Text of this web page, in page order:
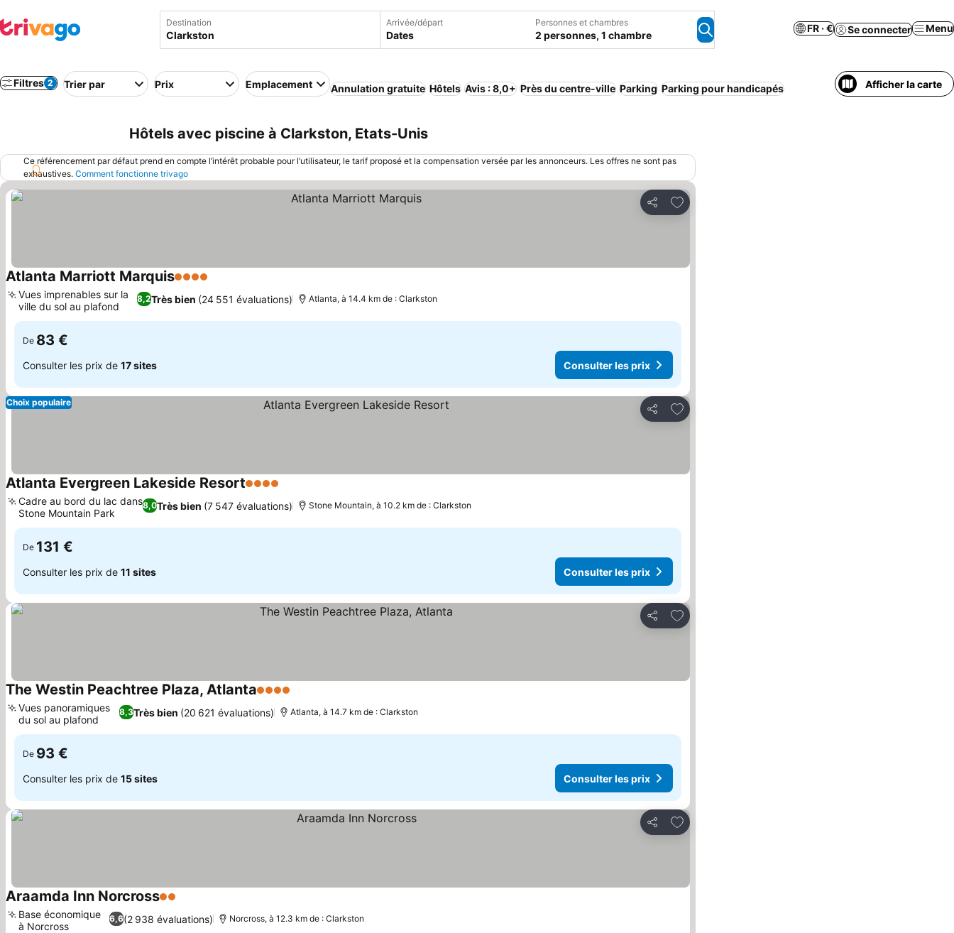
Destination Arrivée/départ
Dates
Personnes et chambres
2 personnes, 1 chambre
FR · € Se connecter Menu
Filtres 2 Trier par Prix Emplacement Annulation gratuite Hôtels Avis : 8,0+ Près du centre-ville Parking Parking pour handicapés Afficher la carte
Hôtels avec piscine à Clarkston, Etats-Unis
Ce référencement par défaut prend en compte l’intérêt probable pour l’utilisateur, le tarif proposé et la compensation versée par les annonceurs. Les offres ne sont pas
exhaustives. Comment fonctionne trivago
Partager
Ajouter à mes favoris
Atlanta Marriott Marquis4 Étoiles
8,2Très bien (24 551 évaluations)
Vues imprenables sur la
ville du sol au plafond
Atlanta, à 14.4 km de : Clarkston
De 83 €
Consulter les prix de 17 sites Consulter les prix
Partager
Ajouter à mes favoris
Choix populaire
Atlanta Evergreen Lakeside Resort4 Étoiles
8,0Très bien (7 547 évaluations)
Cadre au bord du lac dans
Stone Mountain Park
Stone Mountain, à 10.2 km de : Clarkston
De 131 €
Consulter les prix de 11 sites Consulter les prix
Partager
Ajouter à mes favoris
The Westin Peachtree Plaza, Atlanta4 Étoiles
8,3Très bien (20 621 évaluations)
Vues panoramiques
du sol au plafond
Atlanta, à 14.7 km de : Clarkston
De 93 €
Consulter les prix de 15 sites Consulter les prix
Partager
Ajouter à mes favoris
Araamda Inn Norcross2 Étoiles
6,6(2 938 évaluations)
Base économique
à Norcross
Norcross, à 12.3 km de : Clarkston